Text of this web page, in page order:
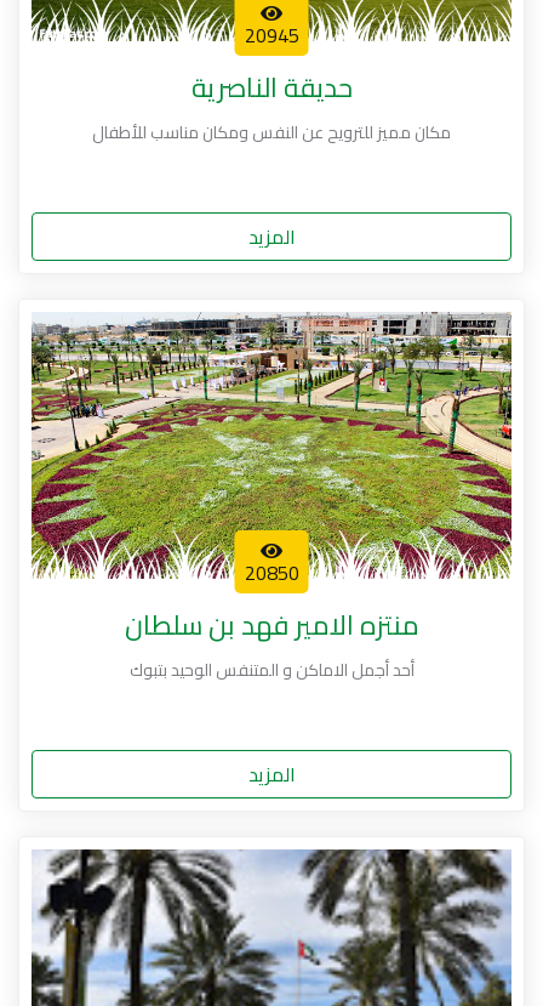
20945
حديقة الناصرية
مكان مميز للترويح عن النفس ومكان مناسب للأطفال
المزيد
20850
منتزه الامير فهد بن سلطان
أحد أجمل الاماكن و المتنفس الوحيد بتبوك
المزيد